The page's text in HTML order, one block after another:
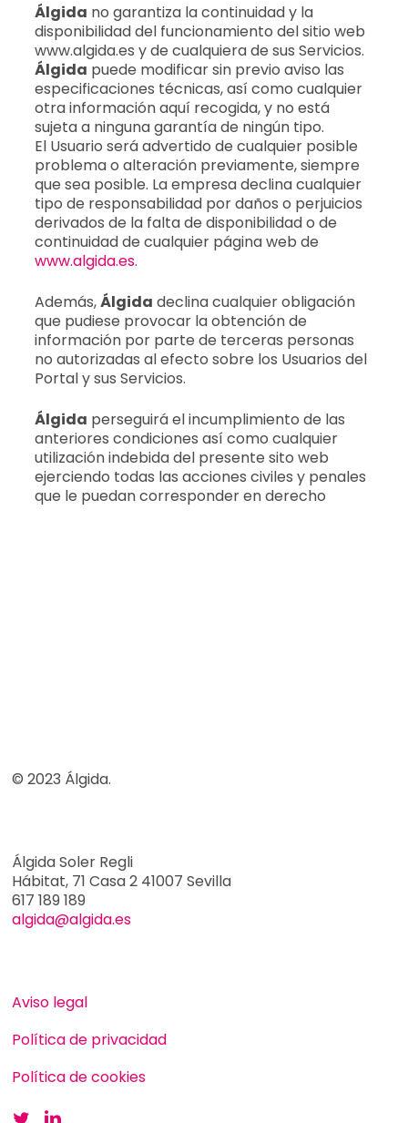
Álgida no garantiza la continuidad y la
disponibilidad del funcionamiento del sitio web
www.algida.es y de cualquiera de sus Servicios.
Álgida puede modificar sin previo aviso las
especificaciones técnicas, así como cualquier
otra información aquí recogida, y no está
sujeta a ninguna garantía de ningún tipo.
El Usuario será advertido de cualquier posible
problema o alteración previamente, siempre
que sea posible. La empresa declina cualquier
tipo de responsabilidad por daños o perjuicios
derivados de la falta de disponibilidad o de
continuidad de cualquier página web de
www.algida.es.
Además,Álgida declina cualquier obligación
que pudiese provocar la obtención de
información por parte de terceras personas
no autorizadas al efecto sobre los Usuarios del
Portal y sus Servicios.
Álgida perseguirá el incumplimiento de las
anteriores condiciones así como cualquier
utilización indebida del presente sito web
ejerciendo todas las acciones civiles y penales
que le puedan corresponder en derecho
© 2023 Álgida.
Álgida Soler Regli
Hábitat, 71 Casa 2 41007 Sevilla
617 189 189
algida@algida.es
Aviso legal
Política de privacidad
Política de cookies